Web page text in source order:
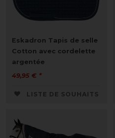
Eskadron Tapis de selle
Cotton avec cordelette
argentée
49,95 € *
LISTE DE SOUHAITS